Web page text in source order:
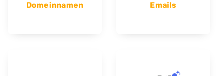
Domeinnamen Emails